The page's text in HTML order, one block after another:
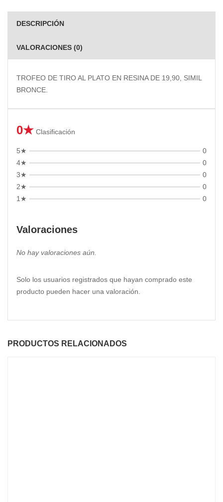
DESCRIPCIÓN
VALORACIONES (0)
TROFEO DE TIRO AL PLATO EN RESINA DE 19,90, SIMIL
BRONCE.
0★ Clasificación
5★
0
4★
0
3★
0
2★
0
1★
0
Valoraciones
No hay valoraciones aún.
Solo los usuarios registrados que hayan comprado este
producto pueden hacer una valoración.
PRODUCTOS RELACIONADOS